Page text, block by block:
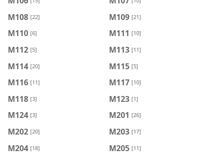
M108 [22] M109 [21]
M110 [6] M111 [10]
M112 [5] M113 [11]
M114 [20] M115 [5]
M116 [11] M117 [10]
M118 [3] M123 [1]
M124 [3] M201 [26]
M202 [20] M203 [17]
M204 [18] M205 [11]